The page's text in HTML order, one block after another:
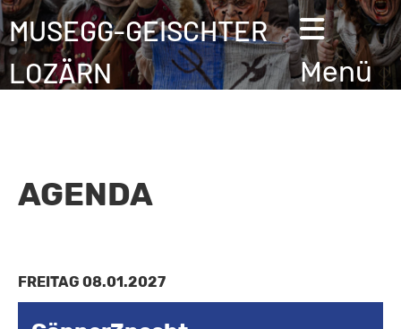
MUSEGG-GEISCHTER
LOZÄRN
Menü
AGENDA
FREITAG 08.01.2027